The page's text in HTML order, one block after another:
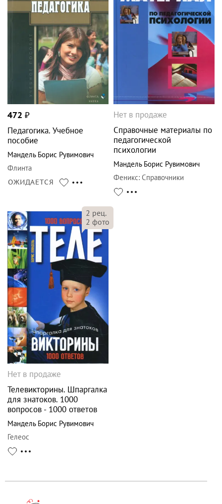
472 ₽
Педагогика. Учебное
пособие
Мандель Борис Рувимович
Флинта
ОЖИДАЕТСЯ
Нет в продаже
Справочные материалы по
педагогической
психологии
Мандель Борис Рувимович
Феникс: Справочники
2 рец.
2 фото
Нет в продаже
Телевикторины. Шпаргалка
для знатоков. 1000
вопросов - 1000 ответов
Мандель Борис Рувимович
Гелеос